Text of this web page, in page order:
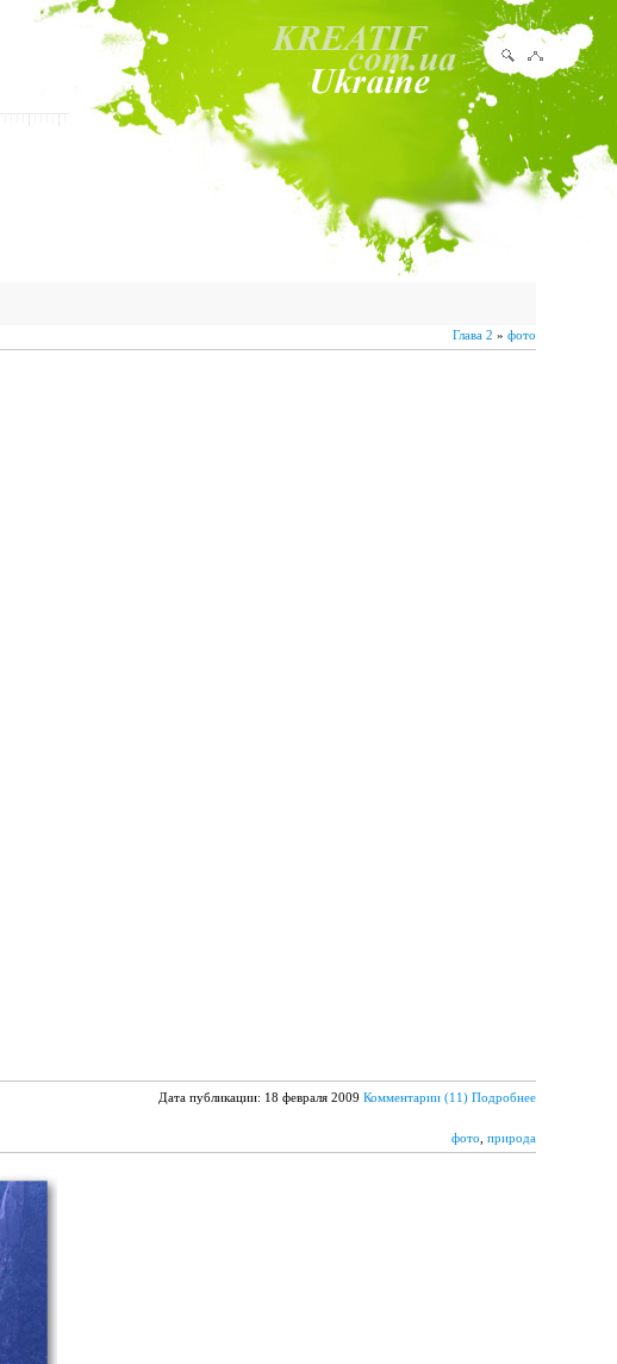
Глава 2 » фото
Дата публикации: 18 февраля 2009 Комментарии (11) Подробнее
фото природа